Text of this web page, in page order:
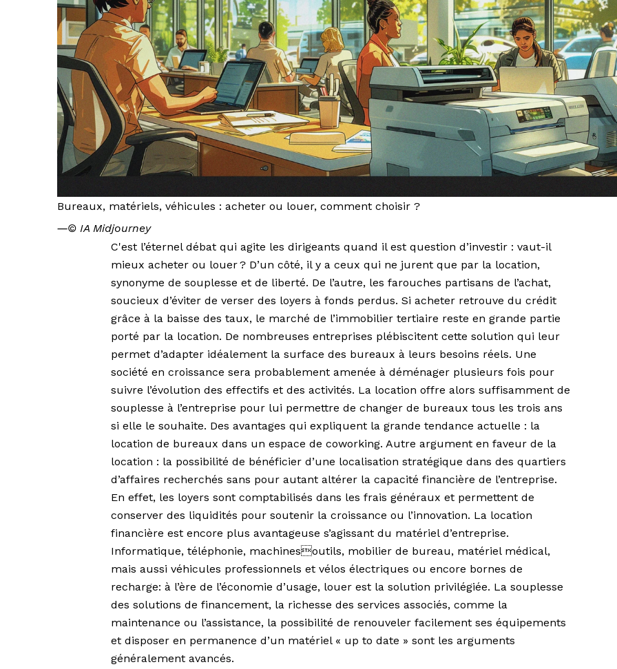
Bureaux, matériels, véhicules : acheter ou louer, comment choisir ?
―© IA Midjourney
C'est l’éternel débat qui agite les dirigeants quand il est question d’investir : vaut-il
mieux acheter ou louer ? D’un côté, il y a ceux qui ne jurent que par la location,
synonyme de souplesse et de liberté. De l’autre, les farouches partisans de l’achat,
soucieux d’éviter de verser des loyers à fonds perdus. Si acheter retrouve du crédit
grâce à la baisse des taux, le marché de l’immobilier tertiaire reste en grande partie
porté par la location. De nombreuses entreprises plébiscitent cette solution qui leur
permet d’adapter idéalement la surface des bureaux à leurs besoins réels. Une
société en croissance sera probablement amenée à déménager plusieurs fois pour
suivre l’évolution des effectifs et des activités. La location offre alors suffisamment de
souplesse à l’entreprise pour lui permettre de changer de bureaux tous les trois ans
si elle le souhaite. Des avantages qui expliquent la grande tendance actuelle : la
location de bureaux dans un espace de coworking. Autre argument en faveur de la
location : la possibilité de bénéficier d’une localisation stratégique dans des quartiers
d’affaires recherchés sans pour autant altérer la capacité financière de l’entreprise.
En effet, les loyers sont comptabilisés dans les frais généraux et permettent de
conserver des liquidités pour soutenir la croissance ou l’innovation. La location
financière est encore plus avantageuse s’agissant du matériel d’entreprise.
Informatique, téléphonie, machinesoutils, mobilier de bureau, matériel médical,
mais aussi véhicules professionnels et vélos électriques ou encore bornes de
recharge: à l’ère de l’économie d’usage, louer est la solution privilégiée. La souplesse
des solutions de financement, la richesse des services associés, comme la
maintenance ou l’assistance, la possibilité de renouveler facilement ses équipements
et disposer en permanence d’un matériel « up to date » sont les arguments
généralement avancés.